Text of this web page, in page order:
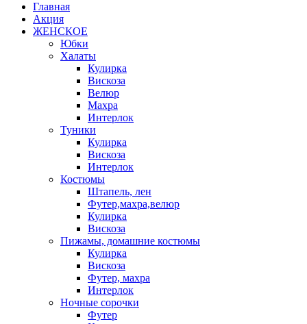
Главная
Акция
ЖЕНСКОЕ
Юбки
Халаты
Кулирка
Вискоза
Велюр
Махра
Интерлок
Туники
Кулирка
Вискоза
Интерлок
Костюмы
Штапель, лен
Футер,махра,велюр
Кулирка
Вискоза
Пижамы, домашние костюмы
Кулирка
Вискоза
Футер, махра
Интерлок
Ночные сорочки
Футер